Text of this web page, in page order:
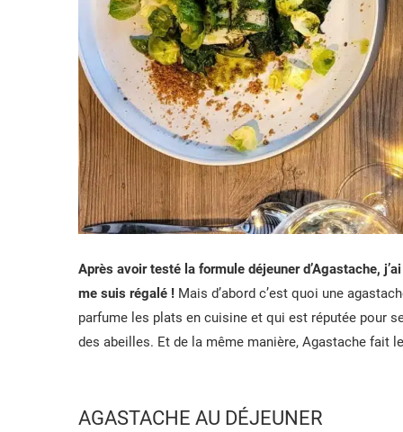
Après avoir testé la formule déjeuner d’Agastache,
me suis régalé ! Mais d’abord c’est quoi une
parfume les plats en cuisine et qui est réputée pour
des abeilles. Et de la même manière, Agastache fait
AGASTACHE AU DÉJEUNER